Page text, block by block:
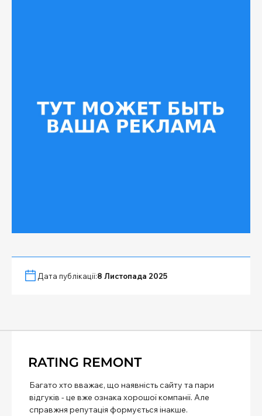
Дата публікації:8 Листопада 2025
Багато хто вважає, що наявність сайту та пари
відгуків - це вже ознака хорошої компанії. Але
справжня репутація формується інакше.